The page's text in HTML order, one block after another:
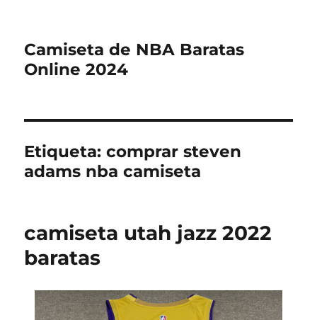
Camiseta de NBA Baratas
Online 2024
Etiqueta:comprar steven
adams nba camiseta
camiseta utah jazz 2022
baratas